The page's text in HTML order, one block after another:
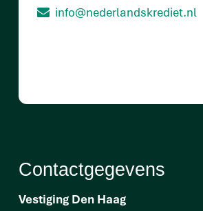
info@nederlandskrediet.nl
Contactgegevens
Vestiging Den Haag